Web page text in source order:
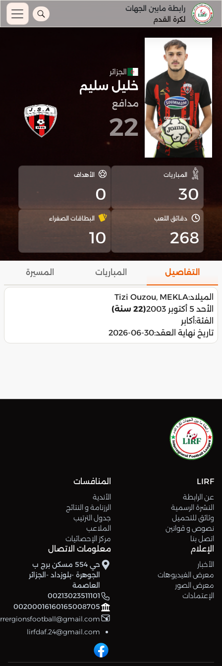
رابطة مابين الجهات
لكرة القدم
الجزائر
خليل سليم
مدافع
22
المباريات
30
الأهداف
0
دقائق اللعب
268
البطاقات الصفراء
10
التفاصيل المباريات المسيرة
الميلاد:Tizi Ouzou, MEKLA
الأحد 5 أكتوبر 2003
(22 سنة)
الفئة:أكابر
تاريخ نهاية العقد:2026-06-30
LIRF
عن الرابطة
النشرة الرسمية
وثائق للتحميل
نصوص و قوانين
اتصل بنا
المنافسات
الأندية
الرزنامة و النتائج
جدول الترتيب
الملاعب
مركز الإحصائيات
الإعلام
الأخبار
معرض الفيديوهات
معرض الصور
الإعتمادات
معلومات الاتصال
حي 554 مسكن برج ب
الجوهرة -بلوزداد -الجزائر
العاصمة
00213023511101
00200016160165008705
lirfdaf.24@gmail.com